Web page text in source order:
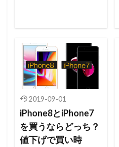
2019-09-01
iPhone8とiPhone7
を買うならどっち？
値下げで買い時